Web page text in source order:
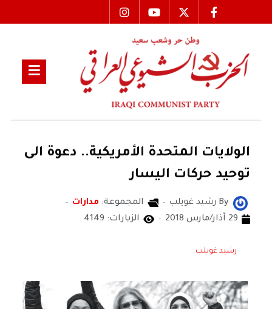
الولايات المتحدة الأمريكية.. دعوة الى
توحيد حركات اليسار
By رشيد غويلب المجموعة: مدارات
29 آذار/مارس 2018
الزيارات: 4149
رشيد غويلب